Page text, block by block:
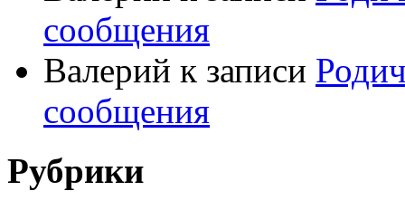
сообщения
Валерий к записи
сообщения
Рубрики